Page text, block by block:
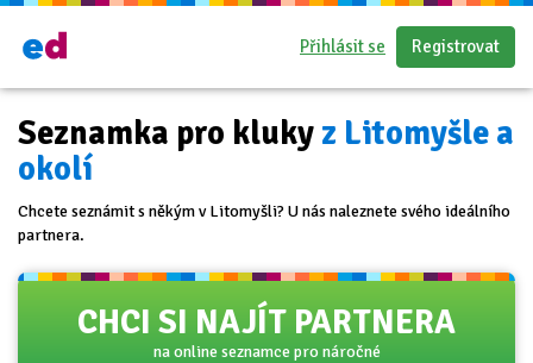
Přihlásit se Registrovat
Seznamka pro kluky z Litomyšle a
okolí
Chcete seznámit s někým v Litomyšli? U nás naleznete svého ideálního
partnera.
CHCI SI NAJÍT PARTNERA
na online seznamce pro náročné